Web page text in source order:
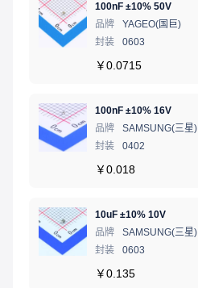
100nF ±10% 50V
品牌
YAGEO(国巨)
封装
0603
￥0.0715
100nF ±10% 16V
品牌
SAMSUNG(三星)
封装
0402
￥0.018
10uF ±10% 10V
品牌
SAMSUNG(三星)
封装
0603
￥0.135